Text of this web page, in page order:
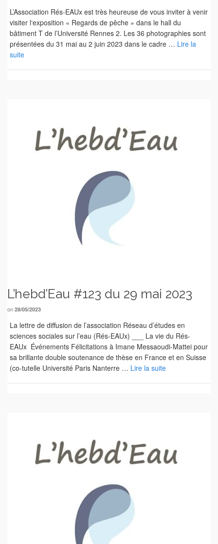
L’Association Rés-EAUx est très heureuse de vous inviter à venir
visiter l‘exposition « Regards de pêche » dans le hall du
bâtiment T de l’Université Rennes 2. Les 36 photographies sont
présentées du 31 mai au 2 juin 2023 dans le cadre … Lire la
suite
L’hebd’Eau #123 du 29 mai 2023
on 28/05/2023
La lettre de diffusion de l’association Réseau d’études en
sciences sociales sur l’eau (Rés-EAUx) ___ La vie du Rés-
EAUx Événements Félicitations à Imane Messaoudi-Mattei pour
sa brillante double soutenance de thèse en France et en Suisse
(co-tutelle Université Paris Nanterre … Lire la suite